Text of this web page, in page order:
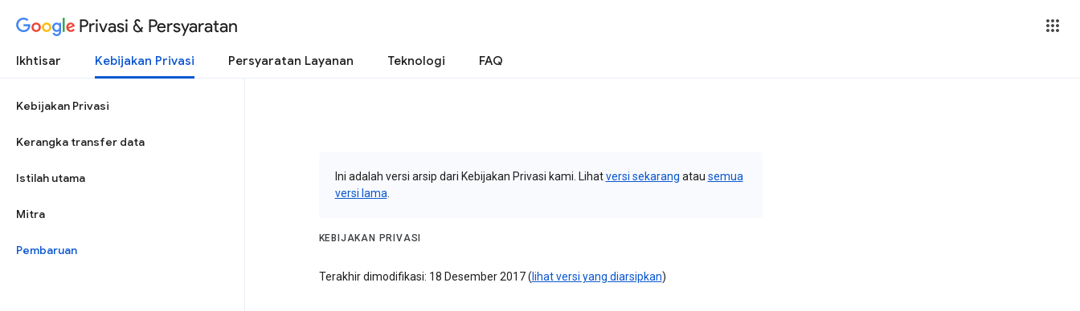
Privasi & Persyaratan
Ikhtisar Kebijakan Privasi Persyaratan Layanan Teknologi FAQ
Kebijakan Privasi
Kerangka transfer data
Istilah utama
Mitra
Pembaruan
Ini adalah versi arsip dari Kebijakan Privasi kami. Lihatversi sekarang atau semua
versi lama
KEBIJAKAN PRIVASI
Terakhir dimodifikasi: 18 Desember 2017 ( lihat versi yang diarsipkan)